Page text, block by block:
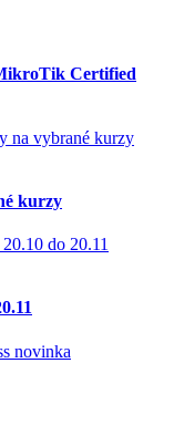
Certified
kurzy
novinka